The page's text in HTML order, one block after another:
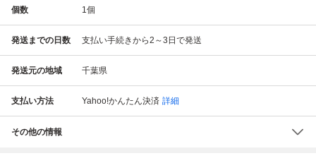
個数 1個
発送までの日数 支払い手続きから2～3日で発送
発送元の地域 千葉県
支払い方法 Yahoo!かんたん決済 詳細
その他の情報